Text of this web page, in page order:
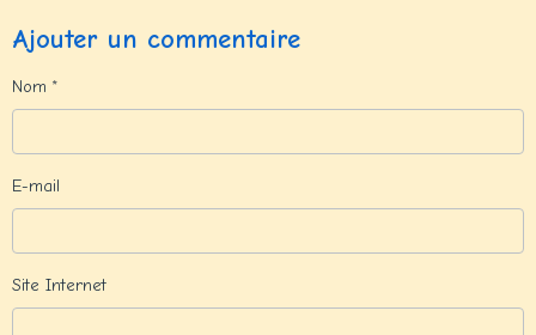
Ajouter un commentaire
Nom
E-mail
Site Internet